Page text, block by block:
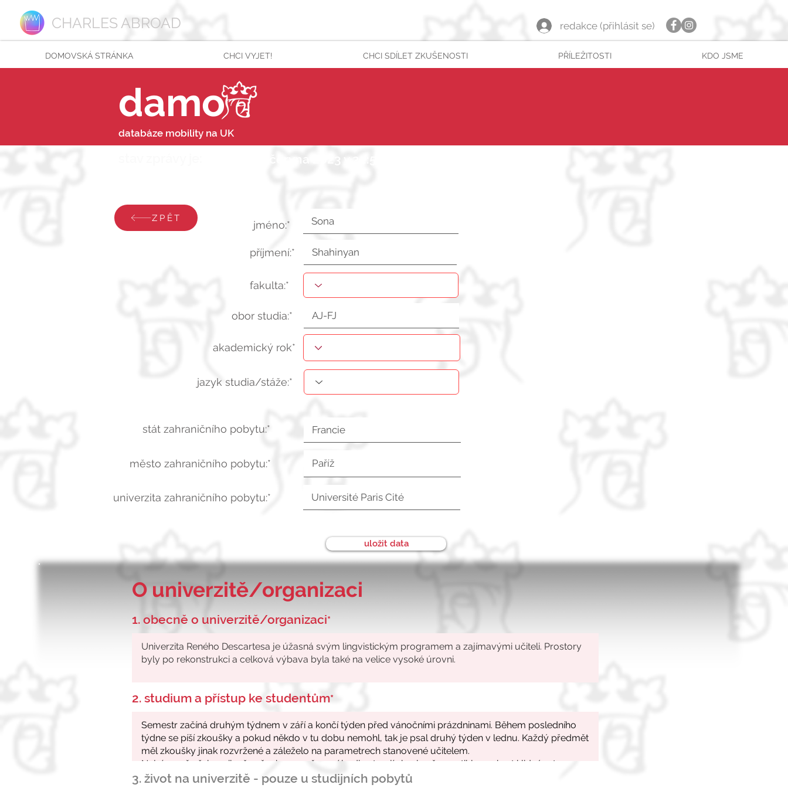
CHARLES ABROAD redakce (přihlásit se)
DOMOVSKÁ STRÁNKA CHCI VYJET! CHCI SDÍLET ZKUŠENOSTI PŘÍLEŽITOSTI KDO JSME
damo
databáze mobility na UK
ZPĚT
jméno:*
příjmení:*
fakulta:*
obor studia:*
akademický rok*
jazyk studia/stáže:*
stát zahraničního pobytu:*
město zahraničního pobytu:*
univerzita zahraničního pobytu:*
uložit data
O univerzitě/organizaci
1. obecně o univerzitě/organizaci*
2. studium a přístup ke studentům*
3. život na univerzitě - pouze u studijních pobytů